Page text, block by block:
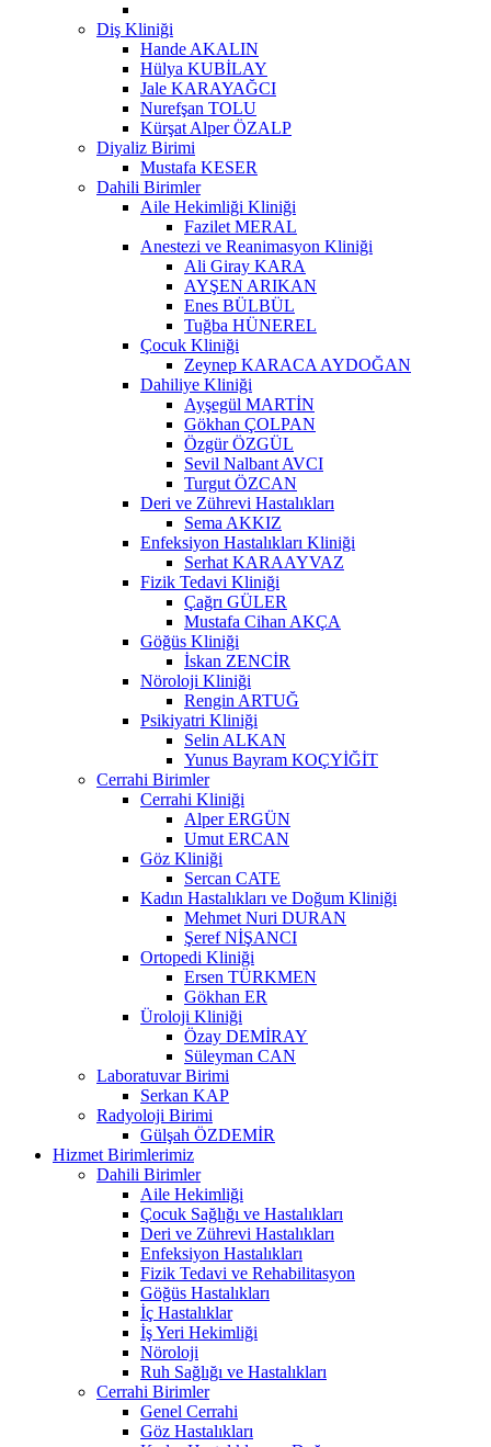
Diş Kliniği
Hande AKALIN
Hülya KUBİLAY
Jale KARAYAĞCI
Nurefşan TOLU
Kürşat Alper ÖZALP
Diyaliz Birimi
Mustafa KESER
Dahili Birimler
Aile Hekimliği Kliniği
Fazilet MERAL
Anestezi ve Reanimasyon Kliniği
Ali Giray KARA
AYŞEN ARIKAN
Enes BÜLBÜL
Tuğba HÜNEREL
Çocuk Kliniği
Zeynep KARACA AYDOĞAN
Dahiliye Kliniği
Ayşegül MARTİN
Gökhan ÇOLPAN
Özgür ÖZGÜL
Sevil Nalbant AVCI
Turgut ÖZCAN
Deri ve Zührevi Hastalıkları
Sema AKKIZ
Enfeksiyon Hastalıkları Kliniği
Serhat KARAAYVAZ
Fizik Tedavi Kliniği
Çağrı GÜLER
Mustafa Cihan AKÇA
Göğüs Kliniği
İskan ZENCİR
Nöroloji Kliniği
Rengin ARTUĞ
Psikiyatri Kliniği
Selin ALKAN
Yunus Bayram KOÇYİĞİT
Cerrahi Birimler
Cerrahi Kliniği
Alper ERGÜN
Umut ERCAN
Göz Kliniği
Sercan CATE
Kadın Hastalıkları ve Doğum Kliniği
Mehmet Nuri DURAN
Şeref NİŞANCI
Ortopedi Kliniği
Ersen TÜRKMEN
Gökhan ER
Üroloji Kliniği
Özay DEMİRAY
Süleyman CAN
Laboratuvar Birimi
Serkan KAP
Radyoloji Birimi
Gülşah ÖZDEMİR
Hizmet Birimlerimiz
Dahili Birimler
Aile Hekimliği
Çocuk Sağlığı ve Hastalıkları
Deri ve Zührevi Hastalıkları
Enfeksiyon Hastalıkları
Fizik Tedavi ve Rehabilitasyon
Göğüs Hastalıkları
İç Hastalıklar
İş Yeri Hekimliği
Nöroloji
Ruh Sağlığı ve Hastalıkları
Cerrahi Birimler
Genel Cerrahi
Göz Hastalıkları